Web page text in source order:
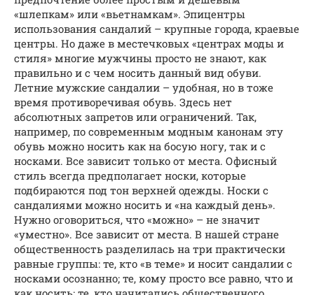
«шлепкам» или «вьетнамкам». Эпицентры
использования сандалий – крупные города, краевые
центры. Но даже в местечковых «центрах моды и
стиля» многие мужчины просто не знают, как
правильно и с чем носить данный вид обуви.
Летние мужские сандалии – удобная, но в тоже
время противоречивая обувь. Здесь нет
абсолютных запретов или ограничений. Так,
например, по современным модным канонам эту
обувь можно носить как на босую ногу, так и с
носками. Все зависит только от места. Офисный
стиль всегда предполагает носки, которые
подбираются под тон верхней одежды. Носки с
сандалиями можно носить и «на каждый день».
Нужно оговориться, что «можно» – не значит
«уместно». Все зависит от места. В нашей стране
общественность разделилась на три практически
равные группы: те, кто «в теме» и носит сандалии с
носками осознанно; те, кому просто все равно, что и